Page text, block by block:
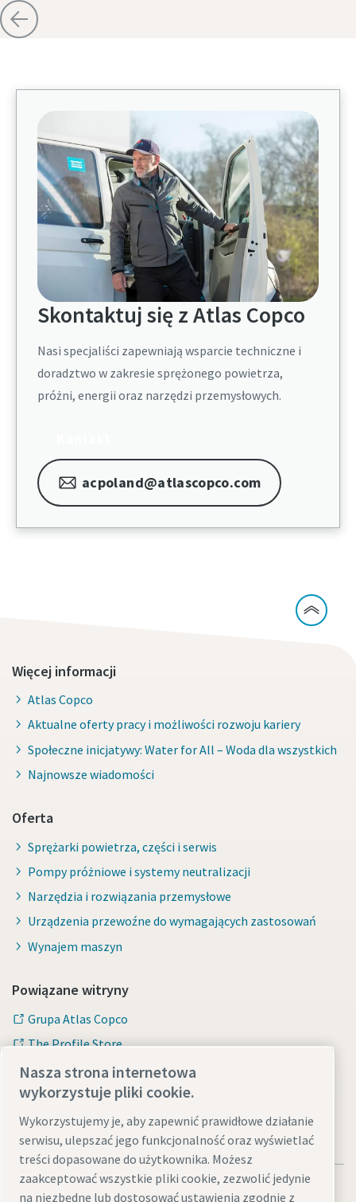
Skontaktuj się z Atlas Copco
Nasi specjaliści zapewniają wsparcie techniczne i
doradztwo w zakresie sprężonego powietrza,
próżni, energii oraz narzędzi przemysłowych.
acpoland@atlascopco.com
Więcej informacji
Atlas Copco
Aktualne oferty pracy i możliwości rozwoju kariery
Społeczne inicjatywy: Water for All – Woda dla wszystkich
Najnowsze wiadomości
Oferta
Sprężarki powietrza, części i serwis
Pompy próżniowe i systemy neutralizacji
Narzędzia i rozwiązania przemysłowe
Urządzenia przewoźne do wymagających zastosowań
Wynajem maszyn
Powiązane witryny
Grupa Atlas Copco
The Profile Store
Galeria zdjęć i filmów
Nasza strona internetowa
wykorzystuje pliki cookie.
Wykorzystujemy je, aby zapewnić prawidłowe działanie
serwisu, ulepszać jego funkcjonalność oraz wyświetlać
treści dopasowane do użytkownika. Możesz
zaakceptować wszystkie pliki cookie, zezwolić jedynie
na niezbędne lub dostosować ustawienia zgodnie z